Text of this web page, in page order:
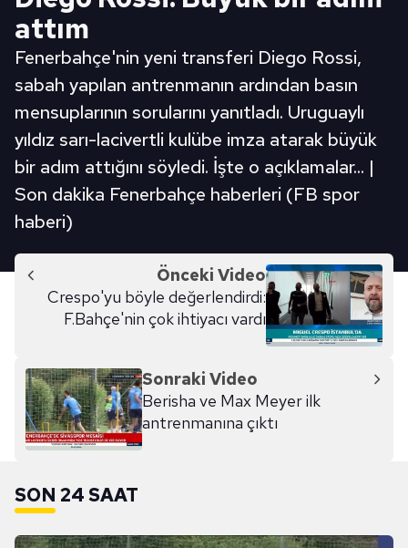
attım
Fenerbahçe'nin yeni transferi Diego Rossi,
sabah yapılan antrenmanın ardından basın
mensuplarının sorularını yanıtladı. Uruguaylı
yıldız sarı-lacivertli kulübe imza atarak büyük
bir adım attığını söyledi. İşte o açıklamalar... |
Son dakika Fenerbahçe haberleri (FB spor
haberi)
Önceki Video
Crespo'yu böyle değerlendirdi:
F.Bahçe'nin çok ihtiyacı vardı
Sonraki Video
Berisha ve Max Meyer ilk
antrenmanına çıktı
SON 24 SAAT